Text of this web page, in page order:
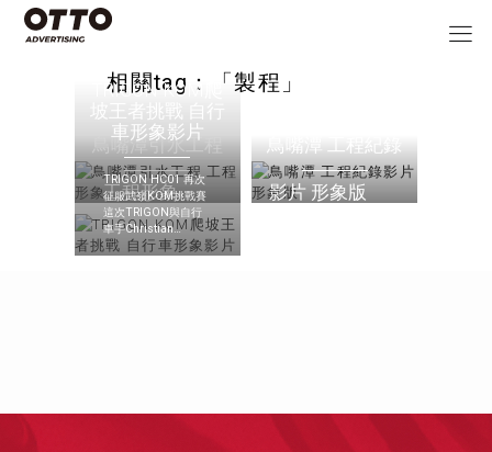
相關tag：「製程」
鳥嘴潭引水工程
工程形象
鳥嘴潭 工程紀錄
影片 形象版
TRIGON KOM爬
坡王者挑戰 自行
車形象影片
TRIGON HC01 再次
征服武嶺KOM挑戰賽
這次TRIGON與自行
車手Christian
Trenchev合作，一起